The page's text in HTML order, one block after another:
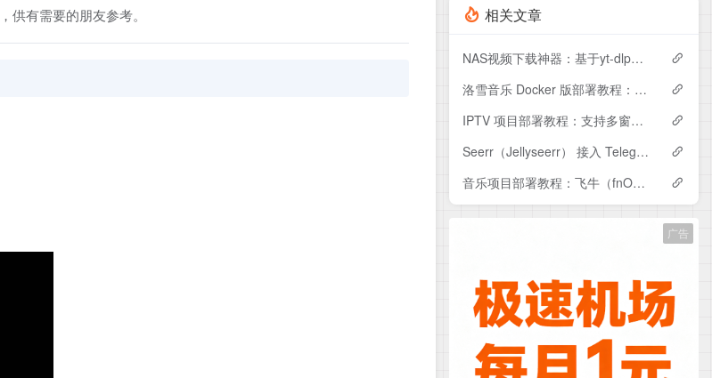
，供有需要的朋友参考。 相关文章
NAS视频下载神器：基于yt-dlp的Web界面部署教程（附Compose配置）
洛雪音乐 Docker 版部署教程：支持自定义音源、多平台搜索与音乐下载
IPTV 项目部署教程：支持多窗口播放与定时录制（适合世界杯等赛事）
Seerr（Jellyseerr） 接入 Telegram 机器人教程：远程添加电影请求
音乐项目部署教程：飞牛（fnOS）Docker 搭建 + 接入 Jellyfin 实现统一管理
广告